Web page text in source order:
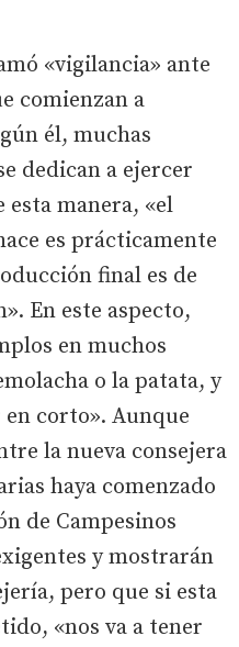
«vigilancia» ante
comienzan a
él, muchas
dedican a ejercer
esta manera, «el
es prácticamente
final es de
En este aspecto,
en muchos
o la patata, y
corto». Aunque
la nueva consejera
haya comenzado
de Campesinos
y mostrarán
pero que si esta
«nos va a tener